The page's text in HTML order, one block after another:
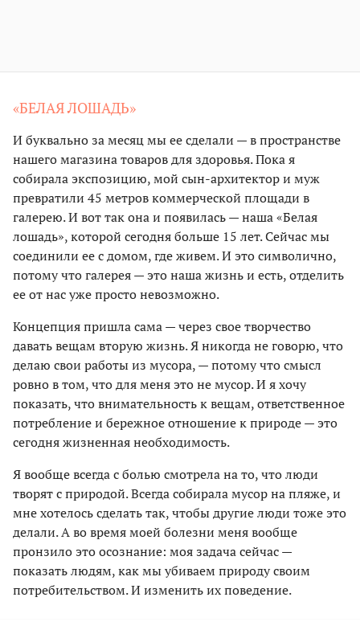
«БЕЛАЯ ЛОШАДЬ»
И буквально за месяц мы ее сделали — в пространстве
нашего магазина товаров для здоровья. Пока я
собирала экспозицию, мой сын-архитектор и муж
превратили 45 метров коммерческой площади в
галерею. И вот так она и появилась — наша «Белая
лошадь», которой сегодня больше 15 лет. Сейчас мы
соединили ее с домом, где живем. И это символично,
потому что галерея — это наша жизнь и есть, отделить
ее от нас уже просто невозможно.
Концепция пришла сама — через свое творчество
давать вещам вторую жизнь. Я никогда не говорю, что
делаю свои работы из мусора, — потому что смысл
ровно в том, что для меня это не мусор. И я хочу
показать, что внимательность к вещам, ответственное
потребление и бережное отношение к природе — это
сегодня жизненная необходимость.
Я вообще всегда с болью смотрела на то, что люди
творят с природой. Всегда собирала мусор на пляже, и
мне хотелось сделать так, чтобы другие люди тоже это
делали. А во время моей болезни меня вообще
пронзило это осознание: моя задача сейчас —
показать людям, как мы убиваем природу своим
потребительством. И изменить их поведение.